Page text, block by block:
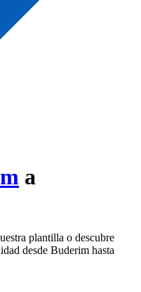
a
plantilla o descubre
desde Buderim hasta